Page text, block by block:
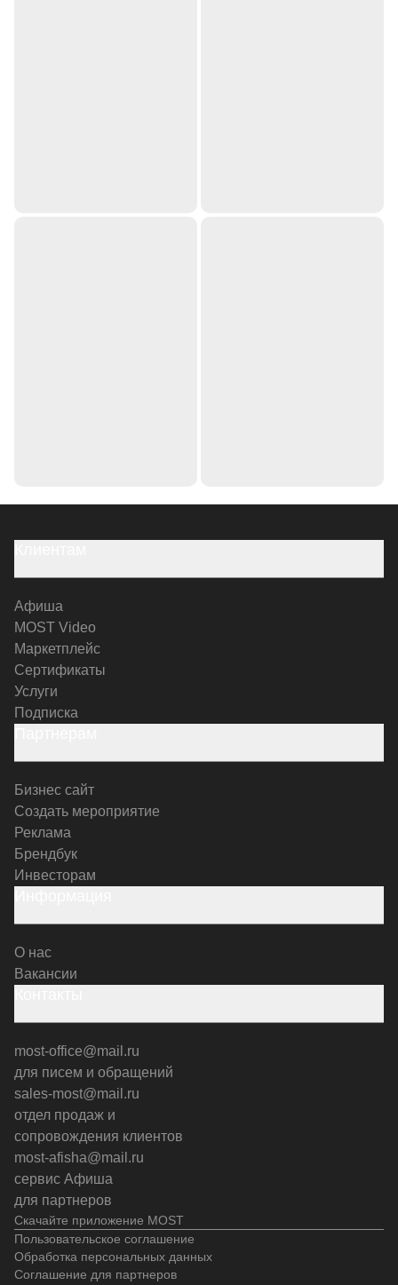
Скачайте приложение MOST
Афиша
MOST Video
Маркетплейс
Сертификаты
Услуги
Подписка
Бизнес сайт
Создать мероприятие
Реклама
Брендбук
Инвесторам
О нас
Вакансии
most-office@mail.ru
для писем и обращений
sales-most@mail.ru
отдел продаж и
сопровождения клиентов
most-afisha@mail.ru
сервис Афиша
для партнеров
Пользовательское соглашение
Обработка персональных данных
Соглашение для партнеров